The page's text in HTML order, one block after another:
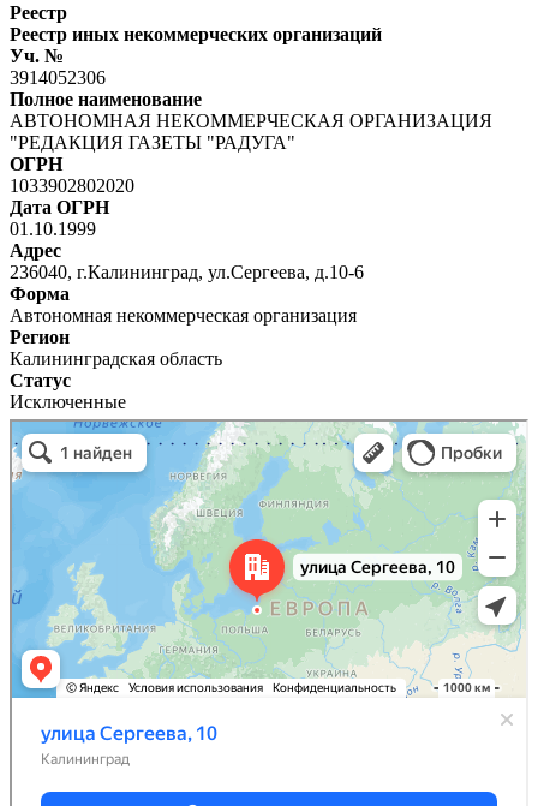
Реестр
Реестр иных некоммерческих организаций
Уч. №
3914052306
Полное наименование
АВТОНОМНАЯ НЕКОММЕРЧЕСКАЯ ОРГАНИЗАЦИЯ
"РЕДАКЦИЯ ГАЗЕТЫ "РАДУГА"
ОГРН
1033902802020
Дата ОГРН
01.10.1999
Адрес
236040, г.Калининград, ул.Сергеева, д.10-6
Форма
Автономная некоммерческая организация
Регион
Калининградская область
Статус
Исключенные